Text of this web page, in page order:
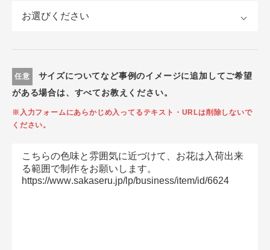
任意
サイズについてなど事例のイメージに追加してご希望
がある場合は、すべてお教えください。
※入力フォームにあらかじめ入ってるテキスト・URLは削除しないで
ください。